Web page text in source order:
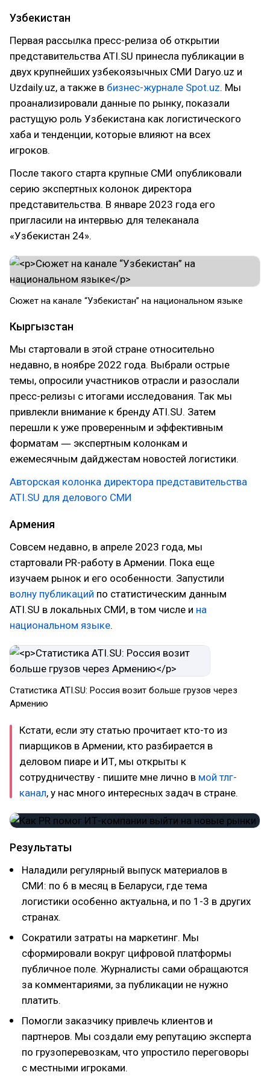
Узбекистан
Первая рассылка пресс-релиза об открытии
представительства ATI.SU принесла публикации в
двух крупнейших узбекоязычных СМИ Daryo.uz и
Uzdaily.uz, а также в бизнес-журнале Spot.uz. Мы
проанализировали данные по рынку, показали
растущую роль Узбекистана как логистического
хаба и тенденции, которые влияют на всех
игроков.
После такого старта крупные СМИ опубликовали
серию экспертных колонок директора
представительства. В январе 2023 года его
пригласили на интервью для телеканала
«Узбекистан 24».
Сюжет на канале “Узбекистан” на национальном языке
Кыргызстан
Мы стартовали в этой стране относительно
недавно, в ноябре 2022 года. Выбрали острые
темы, опросили участников отрасли и разослали
пресс-релизы с итогами исследования. Так мы
привлекли внимание к бренду ATI.SU. Затем
перешли к уже проверенным и эффективным
форматам ― экспертным колонкам и
ежемесячным дайджестам новостей логистики.
Авторская колонка директора представительства
ATI.SU для делового СМИ
Армения
Совсем недавно, в апреле 2023 года, мы
стартовали PR-работу в Армении. Пока еще
изучаем рынок и его особенности. Запустили
волну публикаций по статистическим данным
ATI.SU в локальных СМИ, в том числе и на
национальном языке.
Статистика ATI.SU: Россия возит больше грузов через
Армению
Кстати, если эту статью прочитает кто-то из
пиарщиков в Армении, кто разбирается в
деловом пиаре и ИТ, мы открыты к
сотрудничеству - пишите мне лично в мой тлг-
канал, у нас много интересных задач в стране.
Результаты
Наладили регулярный выпуск материалов в
СМИ: по 6 в месяц в Беларуси, где тема
логистики особенно актуальна, и по 1-3 в других
странах.
Сократили затраты на маркетинг. Мы
сформировали вокруг цифровой платформы
публичное поле. Журналисты сами обращаются
за комментариями, за публикации не нужно
платить.
Помогли заказчику привлечь клиентов и
партнеров. Мы создали ему репутацию эксперта
по грузоперевозкам, что упростило переговоры
с местными игроками.